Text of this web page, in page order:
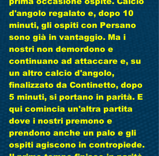
d'angolo regalato e, dopo 10
minuti, gli ospiti con Persano
sono già in vantaggio. Ma i
nostri non demordono e
continuano ad attaccare e, su
un altro calcio d'angolo,
finalizzato da Continetto, dopo
5 minuti, si portano in parità. E
qui comincia un'altra partita
dove i nostri premono e
prendono anche un palo e gli
ospiti agiscono in contropiede.